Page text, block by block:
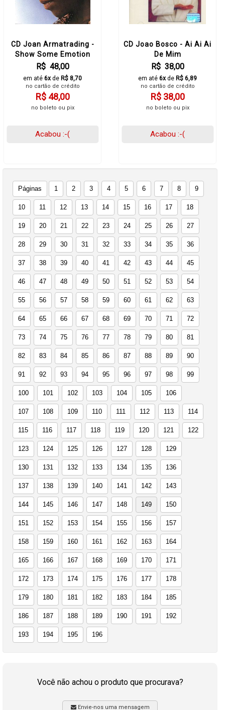
CD Joan Armatrading -
Show Some Emotion
R$ 48,00
em até 6xde R$ 8,70
no cartão de crédito
R$ 48,00
no boleto ou pix
Acabou :-(
CD Joao Bosco - Ai Ai Ai
De Mim
R$ 38,00
em até 6xde R$ 6,89
no cartão de crédito
R$ 38,00
no boleto ou pix
Acabou :-(
Páginas 1 2 3 4 5 6 7 8 9
10 11 12 13 14 15 16 17 18
19 20 21 22 23 24 25 26 27
28 29 30 31 32 33 34 35 36
37 38 39 40 41 42 43 44 45
46 47 48 49 50 51 52 53 54
55 56 57 58 59 60 61 62 63
64 65 66 67 68 69 70 71 72
73 74 75 76 77 78 79 80 81
82 83 84 85 86 87 88 89 90
91 92 93 94 95 96 97 98 99
100 101 102 103 104 105 106
107 108 109 110 111 112 113 114
115 116 117 118 119 120 121 122
123 124 125 126 127 128 129
130 131 132 133 134 135 136
137 138 139 140 141 142 143
144 145 146 147 148 149 150
151 152 153 154 155 156 157
158 159 160 161 162 163 164
165 166 167 168 169 170 171
172 173 174 175 176 177 178
179 180 181 182 183 184 185
186 187 188 189 190 191 192
193 194 195 196
Você não achou o produto que procurava?
Envie-nos uma mensagem